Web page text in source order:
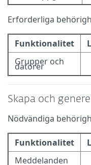
Erforderliga
Funktionalitet
Grupper och
datorer
Skapa och
Nödvändiga
Funktionalitet
Meddelanden